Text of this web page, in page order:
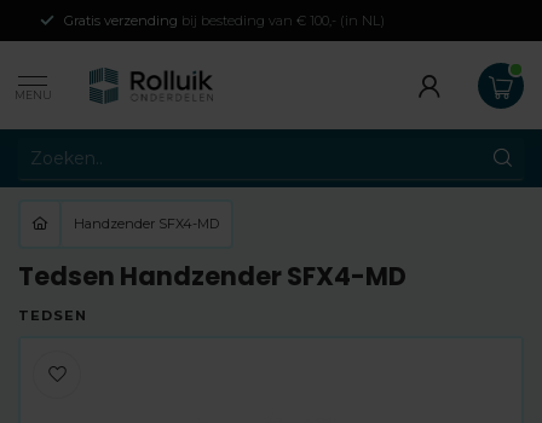
Gratis verzending bij besteding van € 100,- (in NL)
MENU
Handzender SFX4-MD
Tedsen Handzender SFX4-MD
TEDSEN